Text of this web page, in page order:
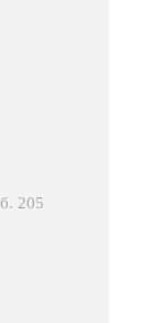
205